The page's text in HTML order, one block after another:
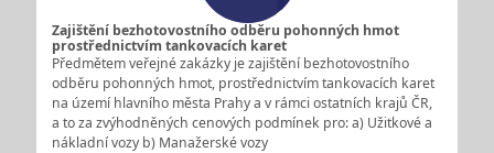
Zajištění bezhotovostního odběru pohonných hmot
prostřednictvím tankovacích karet
Předmětem veřejné zakázky je zajištění bezhotovostního
odběru pohonných hmot, prostřednictvím tankovacích karet
na území hlavního města Prahy a v rámci ostatních krajů ČR,
a to za zvýhodněných cenových podmínek pro: a) Užitkové a
nákladní vozy b) Manažerské vozy